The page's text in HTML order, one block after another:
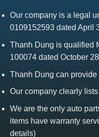
Our company is a legal
0109152593 dated April
Thanh Dung is qualified
100074 dated October
Thanh Dung can
Our company clearly
We are the only auto
items have warranty
details)